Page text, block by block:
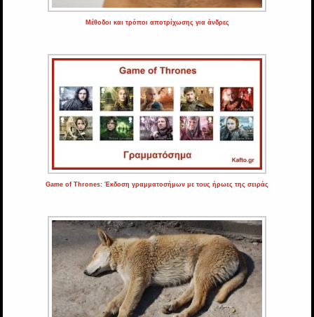
Μέθοδοι και τρόποι αποτρίχωσης για άνδρες
Game of Thrοnes: Έκδοση γραμματοσήμων με τους ήρωες της σειράς